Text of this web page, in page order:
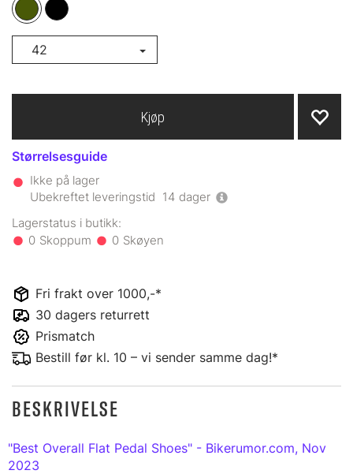
42
Størrelsesguide
Ikke på lager
Ubekreftet leveringstid 14 dager
0 0
Kjøp
Fri frakt over 1000,-*
30 dagers returrett
Prismatch
Bestill før kl. 10 – vi sender samme dag!*
BESKRIVELSE
"Best Overall Flat Pedal Shoes" - Bikerumor.com, Nov
2023